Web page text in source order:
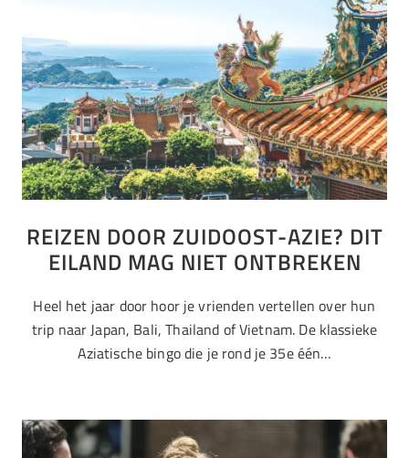
REIZEN DOOR ZUIDOOST-AZIE? DIT
EILAND MAG NIET ONTBREKEN
Heel het jaar door hoor je vrienden vertellen over hun
trip naar Japan, Bali, Thailand of Vietnam. De klassieke
Aziatische bingo die je rond je 35e één…